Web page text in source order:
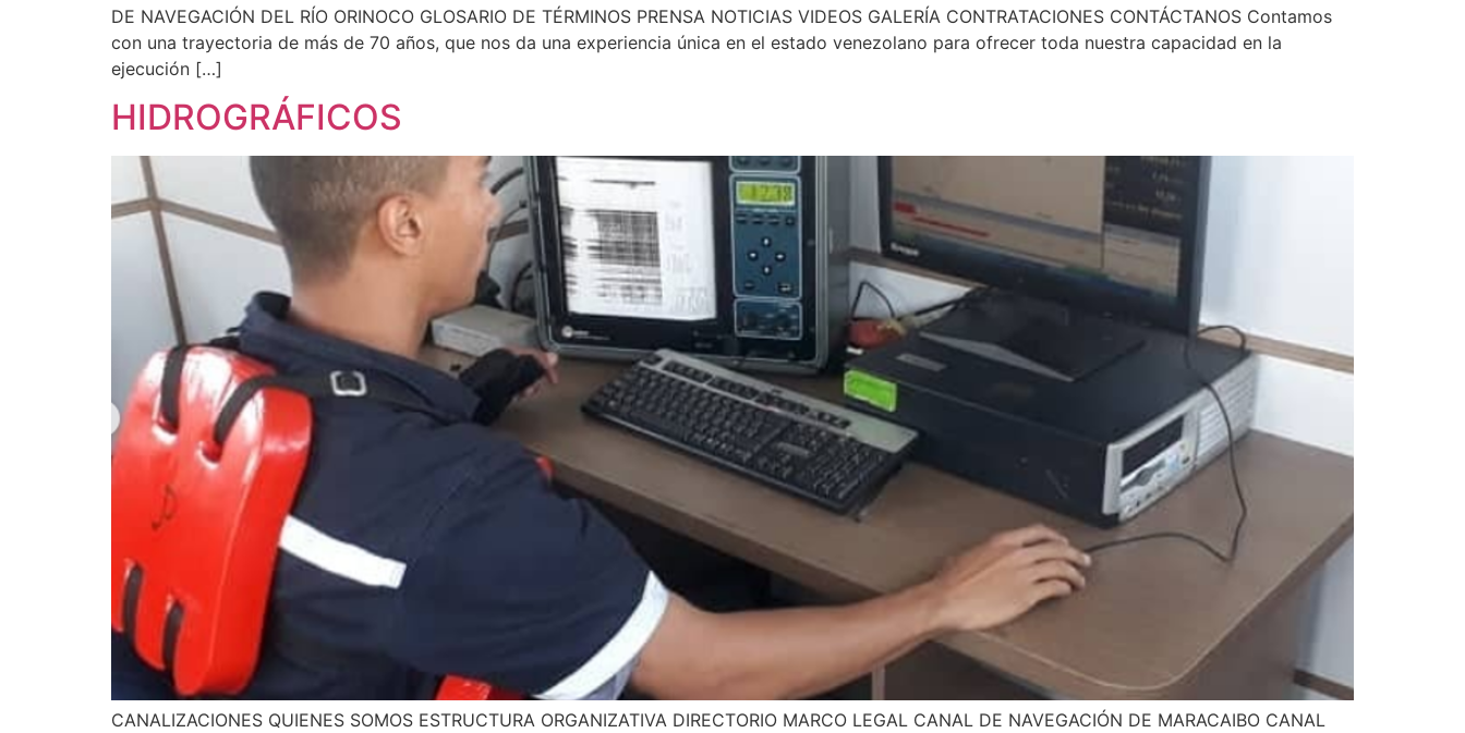
DE NAVEGACIÓN DEL RÍO ORINOCO GLOSARIO DE TÉRMINOS PRENSA NOTICIAS VIDEOS GALERÍA CONTRATACIONES CONTÁCTANOS Contamos
con una trayectoria de más de 70 años, que nos da una experiencia única en el estado venezolano para ofrecer toda nuestra capacidad en la
ejecución […]
HIDROGRÁFICOS
CANALIZACIONES QUIENES SOMOS ESTRUCTURA ORGANIZATIVA DIRECTORIO MARCO LEGAL CANAL DE NAVEGACIÓN DE MARACAIBO CANAL